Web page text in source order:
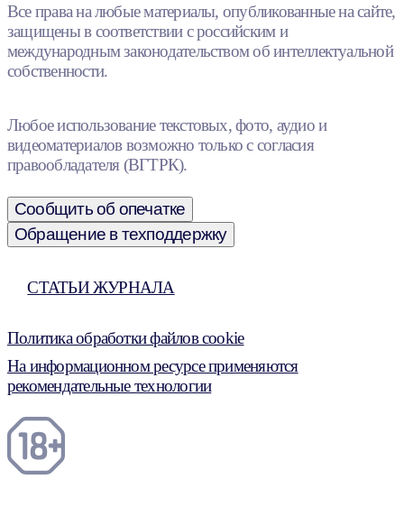
Все права на любые материалы, опубликованные на сайте,
защищены в соответствии с российским и
международным законодательством об интеллектуальной
собственности.
Любое использование текстовых, фото, аудио и
видеоматериалов возможно только с согласия
правообладателя (ВГТРК).
Сообщить об опечатке
Обращение в техподдержку
СТАТЬИ ЖУРНАЛА
Политика обработки файлов cookie
На информационном ресурсе применяются
рекомендательные технологии